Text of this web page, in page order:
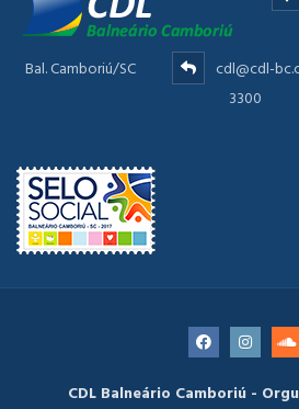
Bal. Camboriú/SC cdl@cdl-
3300
CDL Balneário Camboriú -